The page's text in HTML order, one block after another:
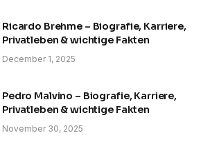
Ricardo Brehme – Biografie, Karriere,
Privatleben & wichtige Fakten
December 1, 2025
Pedro Malvino – Biografie, Karriere,
Privatleben & wichtige Fakten
November 30, 2025